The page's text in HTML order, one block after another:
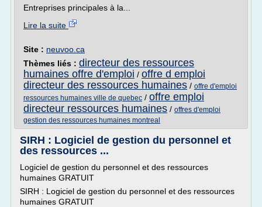
Entreprises principales à la...
Lire la suite
Site : neuvoo.ca
Thèmes liés : directeur des ressources
humaines offre d'emploi / offre d emploi
directeur des ressources humaines / offre d'emploi
ressources humaines ville de quebec / offre emploi
directeur ressources humaines / offres d'emploi
gestion des ressources humaines montreal
SIRH : Logiciel de gestion du personnel et
des ressources ...
Logiciel de gestion du personnel et des ressources
humaines GRATUIT
SIRH : Logiciel de gestion du personnel et des ressources
humaines GRATUIT